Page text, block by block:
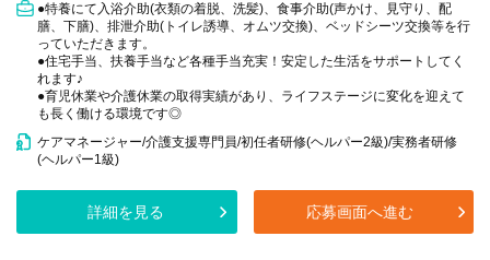
●特養にて入浴介助(衣類の着脱、洗髪)、食事介助(声かけ、見守り、配
膳、下膳)、排泄介助(トイレ誘導、オムツ交換)、ベッドシーツ交換等を行
っていただきます。
●住宅手当、扶養手当など各種手当充実！安定した生活をサポートしてく
れます♪
●育児休業や介護休業の取得実績があり、ライフステージに変化を迎えて
も長く働ける環境です◎
ケアマネージャー/介護支援専門員/初任者研修(ヘルパー2級)/実務者研修
(ヘルパー1級)
詳細を見る 応募画面へ進む